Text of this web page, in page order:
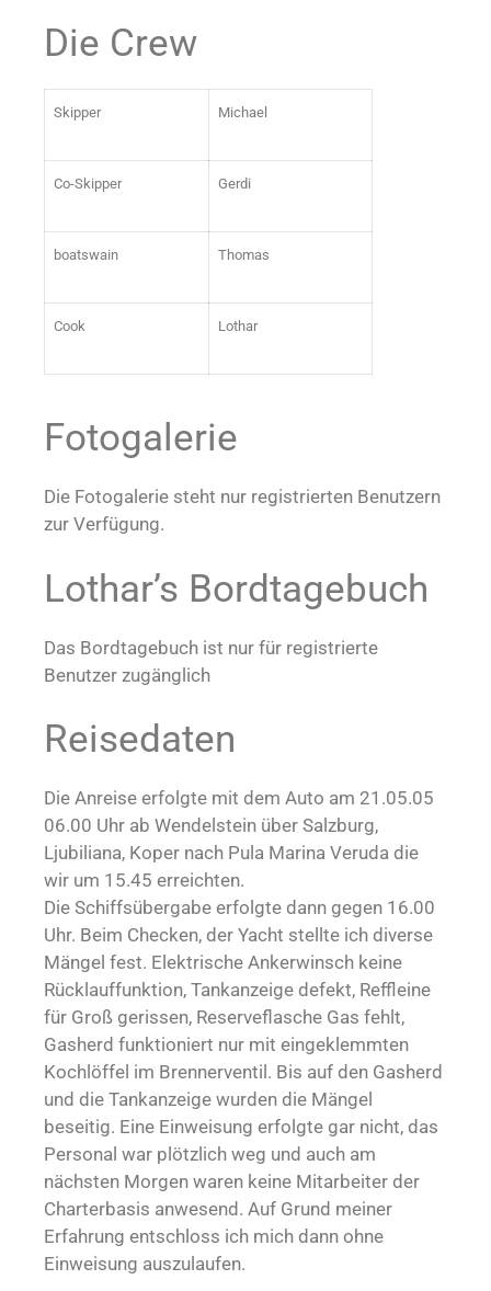
Die Crew
Skipper Michael
Co-Skipper Gerdi
boatswain Thomas
Cook Lothar
Fotogalerie
Die Fotogalerie steht nur registrierten Benutzern
zur Verfügung.
Lothar’s Bordtagebuch
Das Bordtagebuch ist nur für registrierte
Benutzer zugänglich
Reisedaten
Die Anreise erfolgte mit dem Auto am 21.05.05
06.00 Uhr ab Wendelstein über Salzburg,
Ljubiliana, Koper nach Pula Marina Veruda die
wir um 15.45 erreichten.
Die Schiffsübergabe erfolgte dann gegen 16.00
Uhr. Beim Checken, der Yacht stellte ich diverse
Mängel fest. Elektrische Ankerwinsch keine
Rücklauffunktion, Tankanzeige defekt, Reffleine
für Groß gerissen, Reserveflasche Gas fehlt,
Gasherd funktioniert nur mit eingeklemmten
Kochlöffel im Brennerventil. Bis auf den Gasherd
und die Tankanzeige wurden die Mängel
beseitig. Eine Einweisung erfolgte gar nicht, das
Personal war plötzlich weg und auch am
nächsten Morgen waren keine Mitarbeiter der
Charterbasis anwesend. Auf Grund meiner
Erfahrung entschloss ich mich dann ohne
Einweisung auszulaufen.